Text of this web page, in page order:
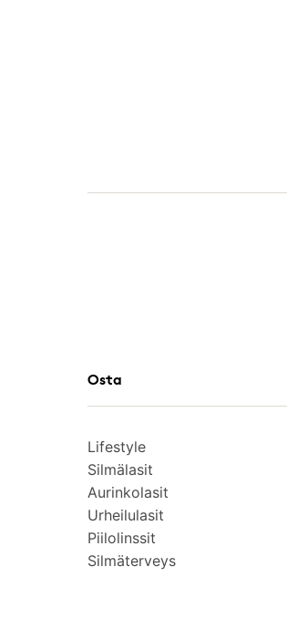
Osta
Lifestyle
Silmälasit
Aurinkolasit
Urheilulasit
Piilolinssit
Silmäterveys